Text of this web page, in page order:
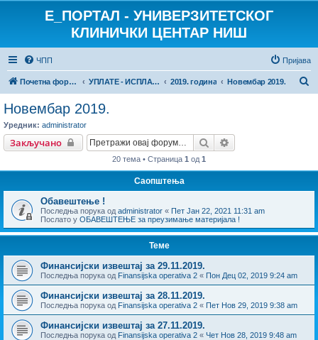
E_ПОРТАЛ - УНИВЕРЗИТЕТСКОГ
КЛИНИЧКИ ЦЕНТАР НИШ
ЧПП Пријава
Почетна форума УПЛАТЕ - ИСПЛАТЕ 2019. година Новембар 2019.
Новембар 2019.
Уредник: administrator
Закључано Претрага
20 тема • Страница 1 од 1
Саопштења
Обавештење !
Последња порука од administrator « Пет Јан 22, 2021 11:31 am
Послато у ОБАВЕШТЕЊЕ за преузимање материјала !
Теме
Финансијски извештај за 29.11.2019.
Последња порука од Finansijska operativa 2 « Пон Дец 02, 2019 9:24 am
Финансијски извештај за 28.11.2019.
Последња порука од Finansijska operativa 2 « Пет Нов 29, 2019 9:38 am
Финансијски извештај за 27.11.2019.
Последња порука од Finansijska operativa 2 « Чет Нов 28, 2019 9:48 am